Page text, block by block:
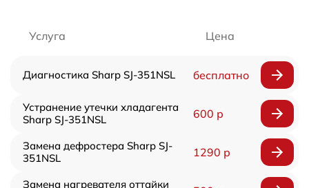
Услуга Цена
Диагностика Sharp SJ-351NSL бесплатно
Устранение утечки хладагента
Sharp SJ-351NSL
600 р
Замена дефростера Sharp SJ-
351NSL
1290 р
Замена нагревателя оттайки